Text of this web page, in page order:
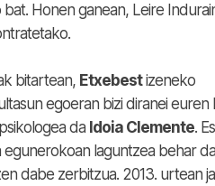
Honen ganean, Leire
bitartean, Etxebestizeneko
egoeran bizi diranei euren
da Idoia Clemente.
laguntzea behar
dabe zerbitzua. 2013. urtean